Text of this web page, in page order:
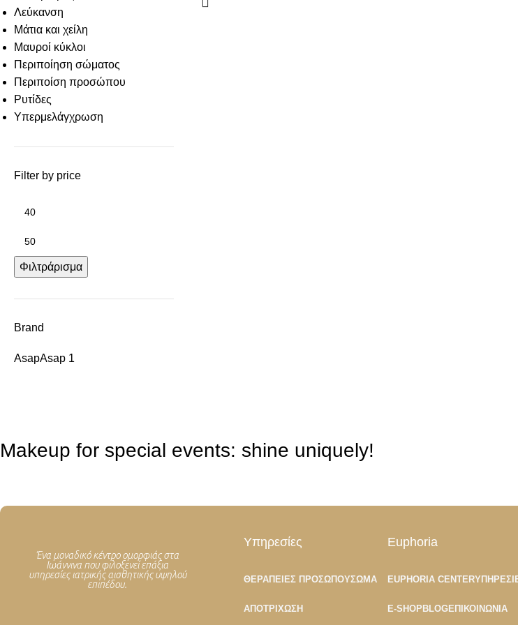
Λεύκανση
Μάτια και χείλη
Μαυροί κύκλοι
Περιποίηση σώματος
Περιποίση προσώπου
Ρυτίδες
Υπερμελάγχρωση
Filter by price
Φιλτράρισμα
Brand
AsapAsap 1
Makeup for special events: shine uniquely!
Ένα μοναδικό κέντρο ομορφιάς στα
Ιωάννινα που φιλοξενεί επάξια
υπηρεσίες ιατρικής αισθητικής υψηλού
επιπέδου.
Υπηρεσίες
ΘΕΡΑΠΕΊΕΣ ΠΡΟΣΏΠΟΥΣΏΜΑ
ΑΠΟΤΡΊΧΩΣΗ
Euphoria
EUPHORIA CENTER
E-SHOP BLOGΕΠΙΚΟΙΝΩΝΊΑ